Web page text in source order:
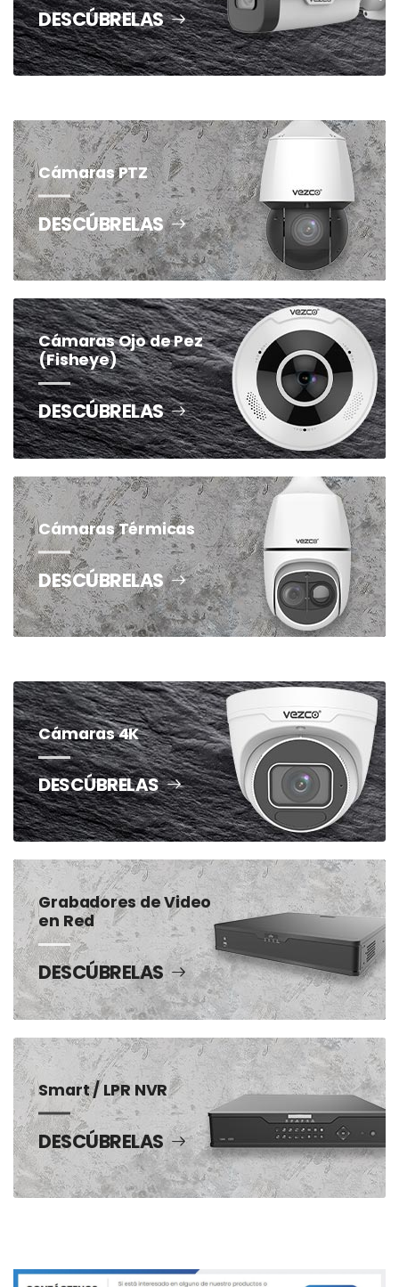
DESCÚBRELAS
Cámaras PTZ
DESCÚBRELAS
Cámaras Ojo de Pez
(Fisheye)
DESCÚBRELAS
Cámaras Térmicas
DESCÚBRELAS
Cámaras 4K
DESCÚBRELAS
Grabadores de Video
en Red
DESCÚBRELAS
Smart / LPR NVR
DESCÚBRELAS